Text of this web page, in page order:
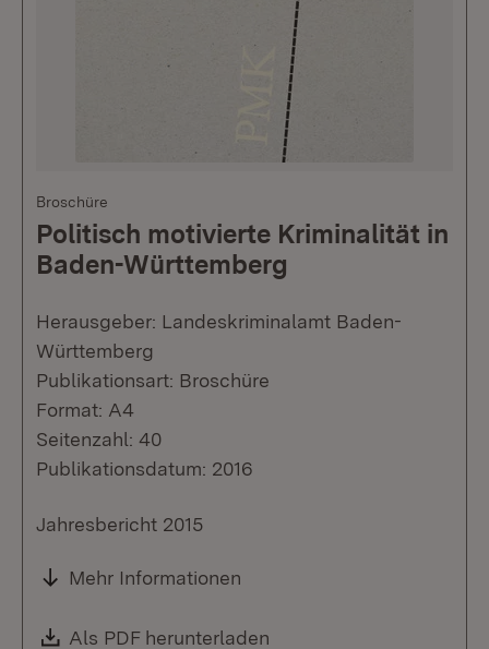
Broschüre
Politisch motivierte Kriminalität in
Baden-Württemberg
Herausgeber: Landeskriminalamt Baden-
Württemberg
Publikationsart: Broschüre
Format: A4
Seitenzahl: 40
Publikationsdatum: 2016
Jahresbericht 2015
Mehr Informationen
Download:
Als PDF herunterladen